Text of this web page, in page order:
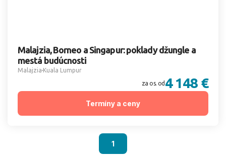
Malajzia, Borneo a Singapur: poklady džungle a
mestá budúcnosti
Malajzia Kuala Lumpur
za os. od 4 148 €
Termíny a ceny
1